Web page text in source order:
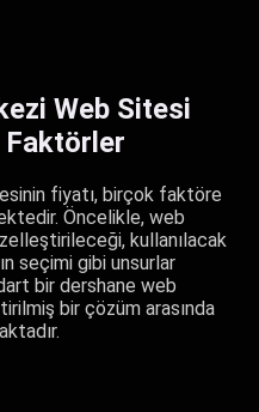
Web Sitesi
Faktörler
fiyatı, birçok faktöre
Öncelikle, web
kullanılacak
seçimi gibi unsurlar
bir dershane web
bir çözüm arasında